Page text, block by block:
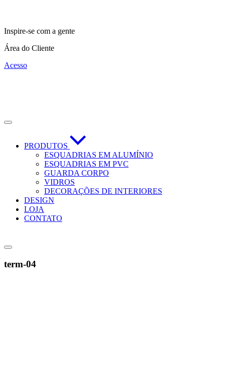
Inspire-se com a gente
Área do Cliente
Acesso
PRODUTOS
ESQUADRIAS EM ALUMÍNIO
ESQUADRIAS EM PVC
GUARDA CORPO
VIDROS
DECORAÇÕES DE INTERIORES
DESIGN
LOJA
CONTATO
term-04